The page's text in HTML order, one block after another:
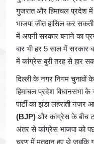
गुजरात और हिमाचल प्रदेश
भाजपा जीत हासिल कर सकती
में अपनी सरकार बनाने का
बार भी हर 5 साल में
में कांग्रेस बुरी तरह से हार
दिल्ली के नगर निगम चुनावों
हिमाचल प्रदेश विधानसभा के
पार्टी का झंडा लहराती नज़र
(BJP) और कांग्रेस के बीच
अंतर से कांग्रेस भाजपा को
चरण में मतदान हुए थे जबकि